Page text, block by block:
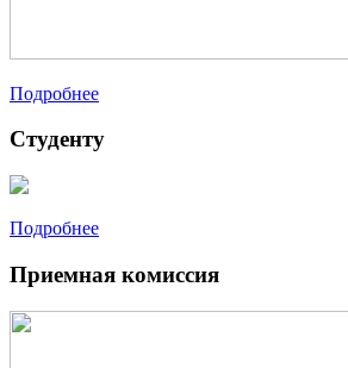
Подробнее
Студенту
Подробнее
Приемная комиссия